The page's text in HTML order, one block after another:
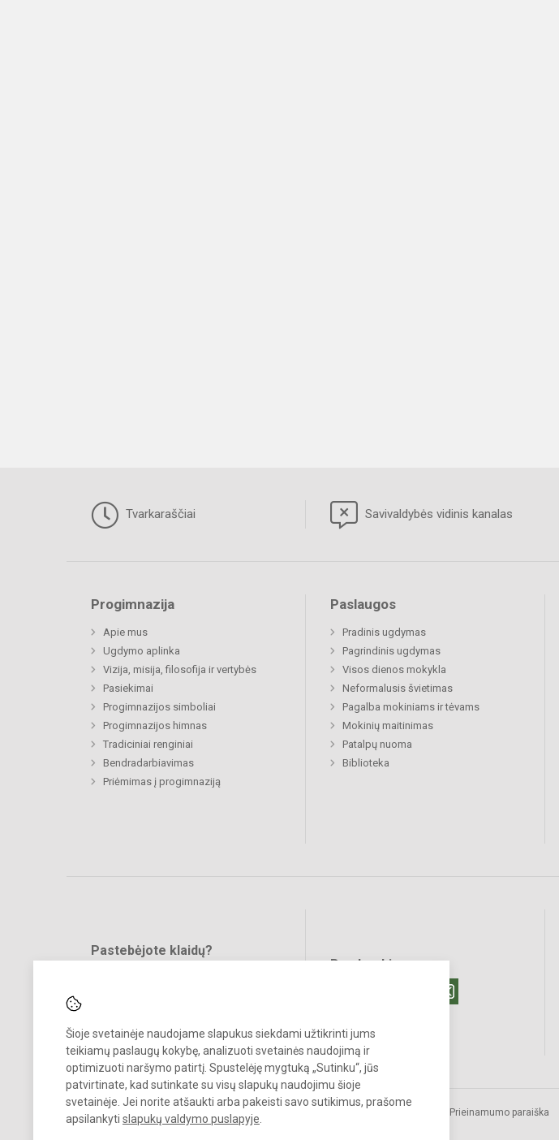
Šioje svetainėje naudojame slapukus siekdami užtikrinti jums
teikiamų paslaugų kokybę, analizuoti svetainės naudojimą ir
optimizuoti naršymo patirtį. Spustelėję mygtuką „Sutinku“, jūs
patvirtinate, kad sutinkate su visų slapukų naudojimu šioje
svetainėje. Jei norite atšaukti arba pakeisti savo sutikimus, prašome
apsilankyti slapukų valdymo puslapyje
Tvarkaraščiai Savivaldybės vidinis kanalas
Progimnazija
Apie mus
Ugdymo aplinka
Vizija, misija, filosofija ir vertybės
Pasiekimai
Progimnazijos simboliai
Progimnazijos himnas
Tradiciniai renginiai
Bendradarbiavimas
Priėmimas į progimnaziją
Paslaugos
Pradinis ugdymas
Pagrindinis ugdymas
Visos dienos mokykla
Neformalusis švietimas
Pagalba mokiniams ir tėvams
Mokinių maitinimas
Patalpų nuoma
Biblioteka
Pastebėjote klaidų?
Bendraukime
© 2024. Vilniaus Jeruzalės progimnazija. Visos teisės saugomos.
Kopijuoti turinį be raštiško gimnazijos sutikimo griežtai draudžiama.
Prieinamumo paraiška